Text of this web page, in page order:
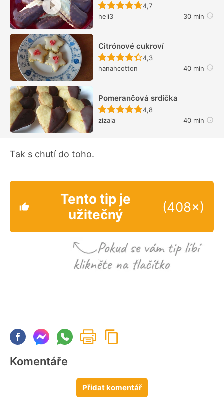
Recept ještě nebyl
4,7
heli3
30 min
Citrónové cukroví
Recept ještě nebyl
4,3
hanahcotton
40 min
Pomerančová srdíčka
Recept ještě nebyl
4,8
zizala
40 min
Tak s chutí do toho.
Tento tip je
užitečný
(408×)
Komentáře
Přidat komentář